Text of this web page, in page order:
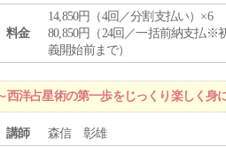
料金
14,850円（4回／分割支払い）×6
80,850円（24回／一括前納支払※
義開始前まで）
洋占星術の第一歩をじっくり楽しく身
講師 森信 彰雄